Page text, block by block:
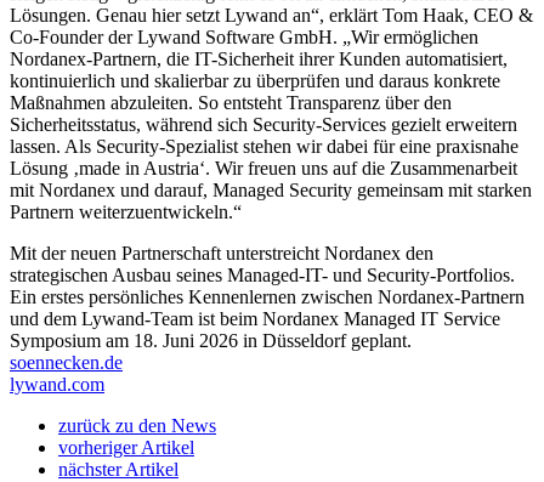
Lösungen. Genau hier setzt Lywand an“, erklärt Tom Haak, CEO &
Co-Founder der Lywand Software GmbH. „Wir ermöglichen
Nordanex-Partnern, die IT-Sicherheit ihrer Kunden automatisiert,
kontinuierlich und skalierbar zu überprüfen und daraus konkrete
Maßnahmen abzuleiten. So entsteht Transparenz über den
Sicherheitsstatus, während sich Security-Services gezielt erweitern
lassen. Als Security-Spezialist stehen wir dabei für eine praxisnahe
Lösung ‚made in Austria‘. Wir freuen uns auf die Zusammenarbeit
mit Nordanex und darauf, Managed Security gemeinsam mit starken
Partnern weiterzuentwickeln.“
Mit der neuen Partnerschaft unterstreicht Nordanex den
strategischen Ausbau seines Managed-IT- und Security-Portfolios.
Ein erstes persönliches Kennenlernen zwischen Nordanex-Partnern
und dem Lywand-Team ist beim Nordanex Managed IT Service
Symposium am 18. Juni 2026 in Düsseldorf geplant.
soennecken.de
lywand.com
zurück zu den News
vorheriger Artikel
nächster Artikel